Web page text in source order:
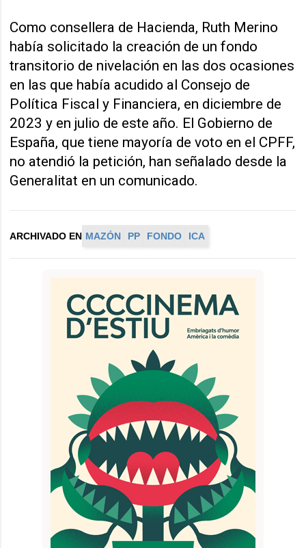
Como consellera de Hacienda, Ruth Merino
había solicitado la creación de un fondo
transitorio de nivelación en las dos ocasiones
en las que había acudido al Consejo de
Política Fiscal y Financiera, en diciembre de
2023 y en julio de este año. El Gobierno de
España, que tiene mayoría de voto en el CPFF,
no atendió la petición, han señalado desde la
Generalitat en un comunicado.
ARCHIVADO EN MAZÓN PP FONDO ICA